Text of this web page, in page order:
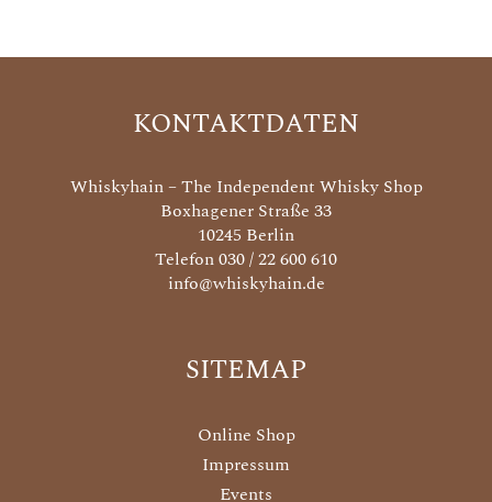
KONTAKTDATEN
Whiskyhain – The Independent Whisky Shop
Boxhagener Straße 33
10245 Berlin
Telefon 030 / 22 600 610
info@whiskyhain.de
SITEMAP
Online Shop
Impressum
Events